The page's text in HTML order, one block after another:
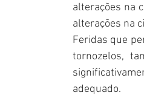
alterações na
alterações na
Feridas que
tornozelos,
adequado.